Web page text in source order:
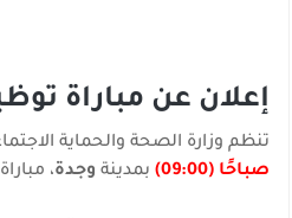
إعلان عن مباراة
تنظم وزارة الصحة والحماية
صباحًا (09:00)
بمدينة وجدة،